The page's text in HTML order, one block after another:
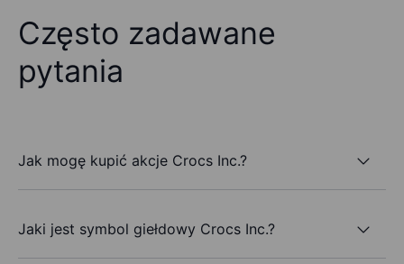
Często zadawane
pytania
Jak mogę kupić akcje Crocs Inc.?
Jaki jest symbol giełdowy Crocs Inc.?